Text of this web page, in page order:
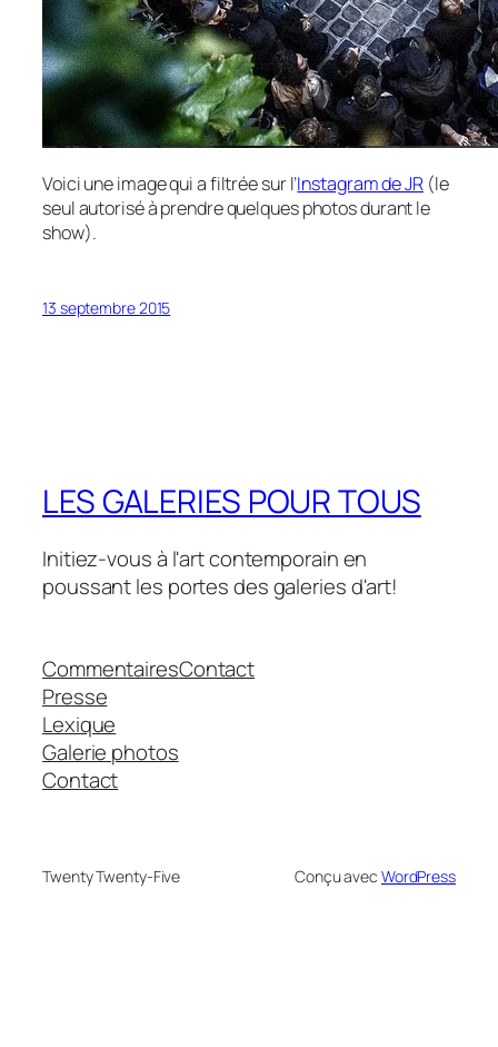
Voici une image qui a filtrée sur l’Instagram de JR(le
seul autorisé à prendre quelques photos durant le
show).
13 septembre 2015
LES GALERIES POUR TOUS
Initiez-vous à l'art contemporain en
poussant les portes des galeries d'art!
Commentaires
Presse
Lexique
Galerie photos
Contact
Contact
Twenty Twenty-Five Conçu avec WordPress